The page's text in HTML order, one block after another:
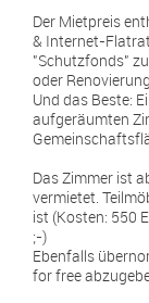
Der Mietpreis
& Internet-
"Schutzfonds"
oder
Und das Beste:
aufgeräumten
Das Zimmer ist
vermietet.
ist (Kosten: 550
;-)
Ebenfalls
for free